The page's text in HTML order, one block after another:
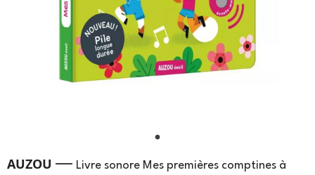
AUZOU — Livre sonore Mes premières comptines à